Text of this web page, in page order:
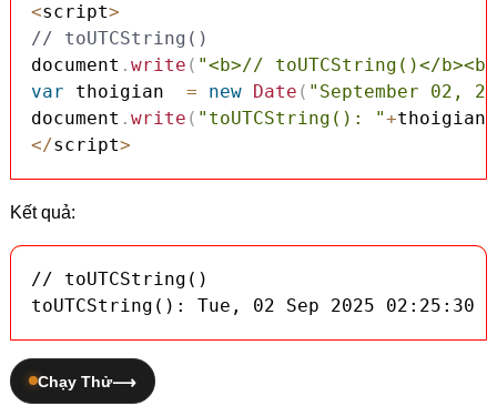
<script>
// toUTCString()
document . write ( "<b>// toUTCString()</
var thoigian = new Date ( "September 02,
document . write ( "toUTCString(): "+thoigian
</script>
Kết quả:
// toUTCString()
toUTCString(): Tue, 02 Sep 2025 02:25:30
Chạy Thử